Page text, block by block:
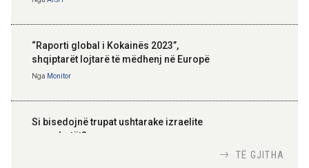
“Raporti global i Kokainës 2023”,
shqiptarët lojtarë të mëdhenj në Europë
Nga Monitor
Si bisedojnë trupat ushtarake izraelite
me robotët?
TË GJITHA